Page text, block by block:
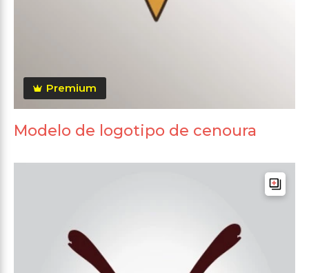
Premium
Modelo de logotipo de cenoura